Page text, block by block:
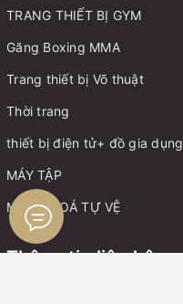
TRANG THIẾT BỊ GYM
Găng Boxing MMA
Trang thiết bị Võ thuật
Thời trang
thiết bị điện tử+ đồ gia dụng
MÁY TẬP
MÓC KHOÁ TỰ VỆ
Thông tin liên hệ